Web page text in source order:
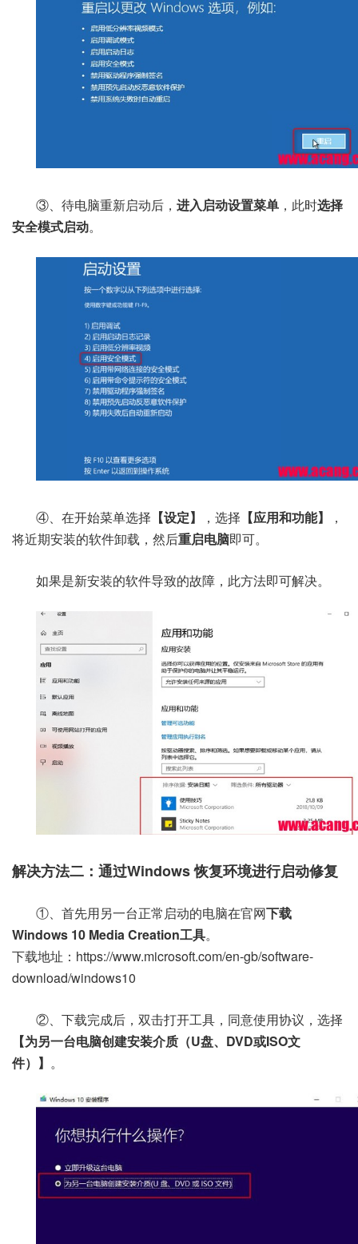
③、待电脑重新启动后， 进入启动设置菜单 ，此时选择
安全模式启动。
④、在开始菜单选择 【设定】 ，选择 【应用和功能】
，
将近期安装的软件卸载，然后重启电脑即可。
如果是新安装的软件导致的故障，此方法即可解决。
解决方法二：通过Windows 恢复环境进行启动修复
①、首先用另一台正常启动的电脑在官网下载
Windows 10 Media Creation工具。
下载地址：https://www.microsoft.com/en-gb/software-
download/windows10
②、下载完成后，双击打开工具，同意使用协议，选择
【为另一台电脑创建安装介质（U盘、DVD或ISO文
件）】 。